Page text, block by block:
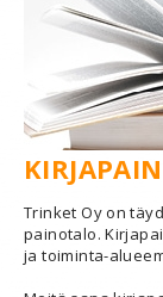
Trinket Oy on
painotalo.
ja toiminta-